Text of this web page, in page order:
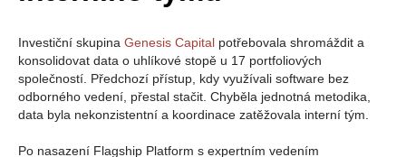
Investiční skupina Genesis Capital potřebovala shromáždit a
konsolidovat data o uhlíkové stopě u 17 portfoliových
společností. Předchozí přístup, kdy využívali software bez
odborného vedení, přestal stačit. Chyběla jednotná metodika,
data byla nekonzistentní a koordinace zatěžovala interní tým.
Po nasazení Flagship Platform s expertním vedením